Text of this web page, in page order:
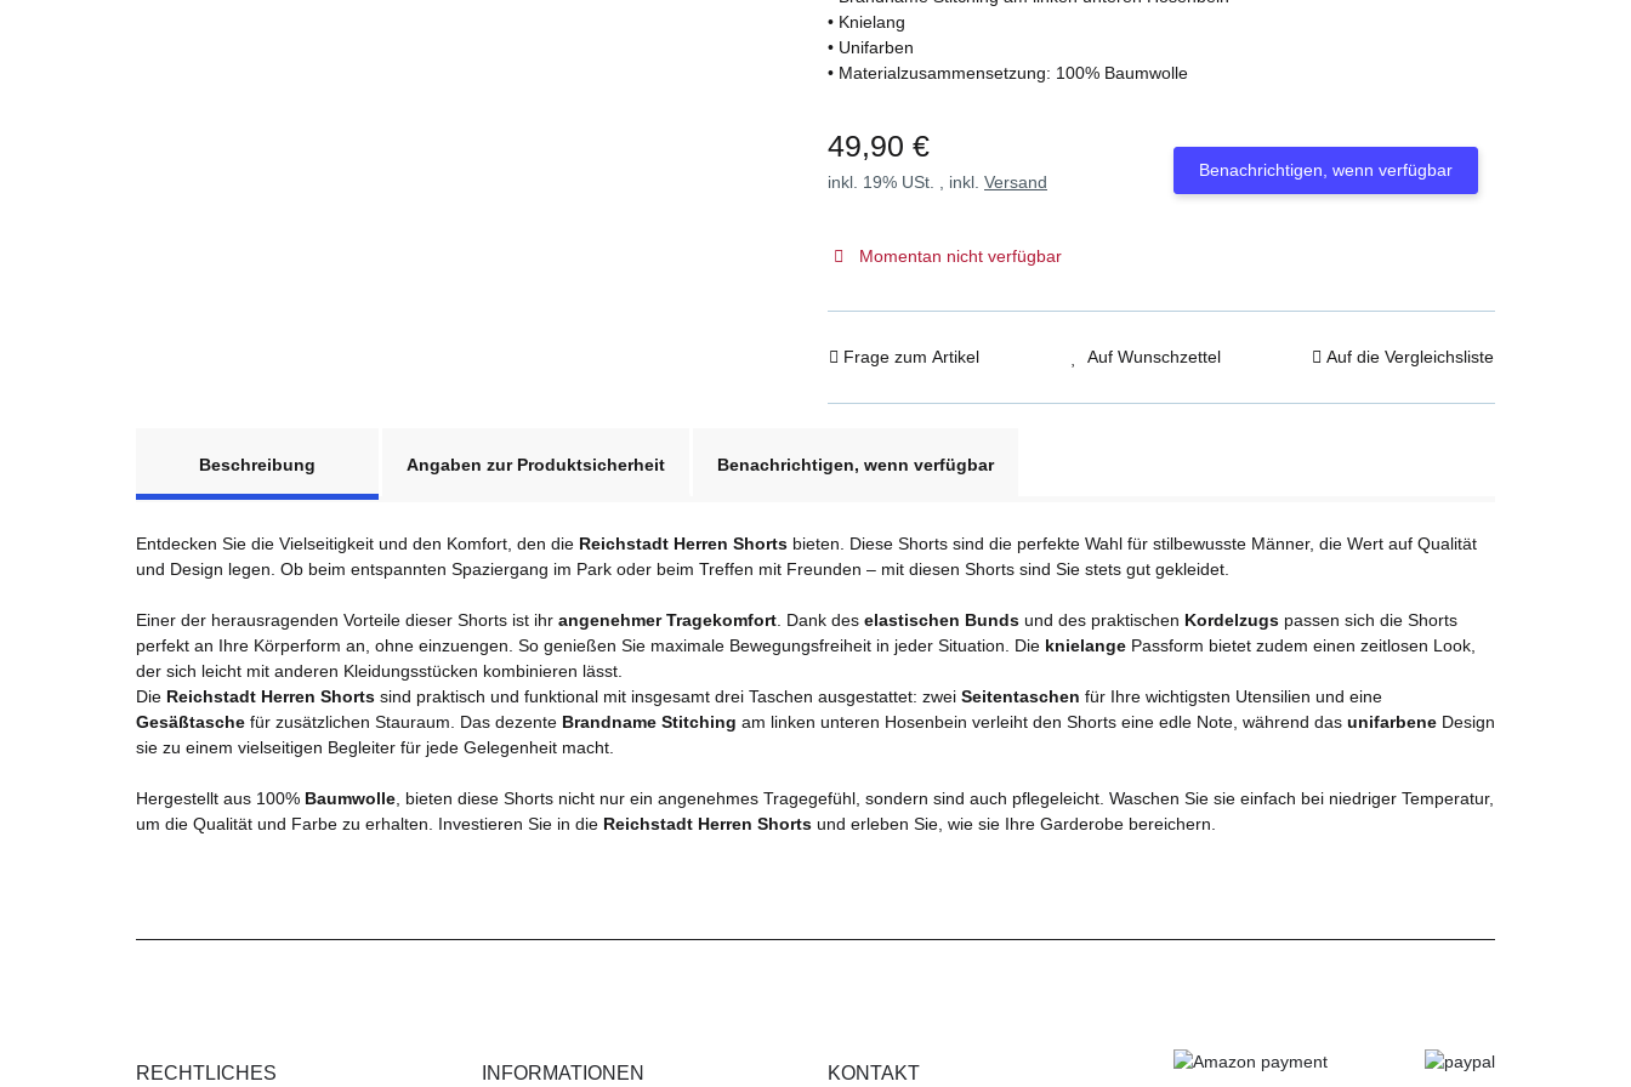
• Knielang
• Unifarben
• Materialzusammensetzung: 100% Baumwolle
49,90 €
inkl. 19% USt. , inkl. Versand
Momentan nicht verfügbar
Benachrichtigen, wenn verfügbar
Frage zum Artikel Auf Wunschzettel Auf die Vergleichsliste
Beschreibung
Angaben zur Produktsicherheit Benachrichtigen, wenn verfügbar
Entdecken Sie die Vielseitigkeit und den Komfort, den die Reichstadt Herren Shorts bieten. Diese Shorts sind die perfekte Wahl für stilbewusste Männer, die Wert auf Qualität
und Design legen. Ob beim entspannten Spaziergang im Park oder beim Treffen mit Freunden – mit diesen Shorts sind Sie stets gut gekleidet.
Einer der herausragenden Vorteile dieser Shorts ist ihr angenehmer Tragekomfort . Dank des elastischen Bunds und des praktischen Kordelzugs passen sich die Shorts
perfekt an Ihre Körperform an, ohne einzuengen. So genießen Sie maximale Bewegungsfreiheit in jeder Situation. Die knielange Passform bietet zudem einen zeitlosen Look,
der sich leicht mit anderen Kleidungsstücken kombinieren lässt.
Die Reichstadt Herren Shorts sind praktisch und funktional mit insgesamt drei Taschen ausgestattet: zwei Seitentaschen für Ihre wichtigsten Utensilien und eine
Gesäßtasche für zusätzlichen Stauraum. Das dezente Brandname Stitching am linken unteren Hosenbein verleiht den Shorts eine edle Note, während das unifarbene Design
sie zu einem vielseitigen Begleiter für jede Gelegenheit macht.
Hergestellt aus 100% Baumwolle , bieten diese Shorts nicht nur ein angenehmes Tragegefühl, sondern sind auch pflegeleicht. Waschen Sie sie einfach bei niedriger Temperatur,
um die Qualität und Farbe zu erhalten. Investieren Sie in die Reichstadt Herren Shorts und erleben Sie, wie sie Ihre Garderobe bereichern.
RECHTLICHES INFORMATIONEN KONTAKT